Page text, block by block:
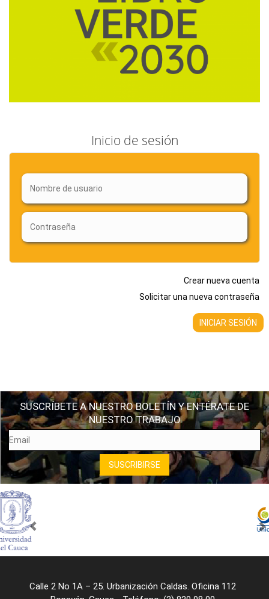
Inicio de sesión
Crear nueva cuenta
Solicitar una nueva contraseña
SUSCRÍBETE A NUESTRO BOLETÍN Y ENTÉRATE DE
NUESTRO TRABAJO
Calle 2 No 1A – 25. Urbanización Caldas. Oficina 112